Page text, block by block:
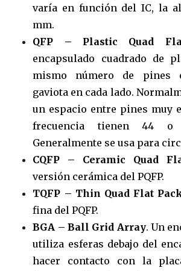
varía en función del IC, la
mm.
QFP – Plastic Quad
encapsulado cuadrado de
mismo número de pines
gaviota en cada lado.
un espacio entre pines muy
frecuencia tienen 44 o
Generalmente se usa para
CQFP – Ceramic Quad
versión cerámica del PQFP.
TQFP – Thin Quad Flat
fina del PQFP.
BGA – Ball Grid Array. Un
utiliza esferas debajo del
hacer contacto con la